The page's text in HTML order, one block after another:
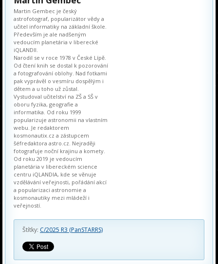
Martin Gembec je český
astrofotograf, popularizátor vědy a
učitel informatiky na základní škole.
Především je ale nadšeným
vedoucím planetária v liberecké
iQLANDII.
Narodil se v roce 1978 v České Lípě.
Od čtení knih se dostal k pozorování
a fotografování oblohy. Nad fotkami
pak vyprávěl o vesmíru dospělým i
dětem a u toho už zůstal.
Vystudoval učitelství na ZŠ a SŠ v
oboru fyzika, geografie a
informatika. Od roku 1999
popularizuje astronomii na vlastním
webu. Je redaktorem
kosmonautix.cz a zástupcem
šéfredaktora astro.cz. Nejraději
fotografuje noční krajinu a komety.
Od roku 2019 je vedoucím
planetária v libereckém science
centru iQLANDIA, kde se věnuje
vzdělávání veřejnosti, pořádání akcí
a popularizaci astronomie a
kosmonautiky mezi mládeží i
veřejností.
Štítky: C/2025 R3 (PanSTARRS)